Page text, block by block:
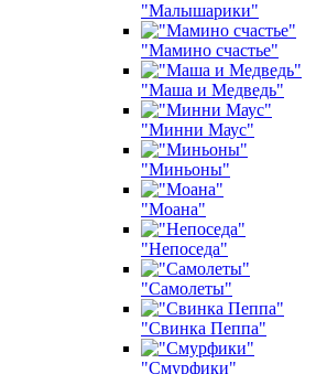
"Малышарики"
"Мамино счастье"
"Маша и Медведь"
"Минни Маус"
"Миньоны"
"Моана"
"Непоседа"
"Самолеты"
"Свинка Пеппа"
"Смурфики"